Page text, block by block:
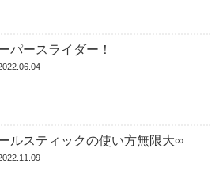
パースライダー！
ルスティックの使い方無限大∞